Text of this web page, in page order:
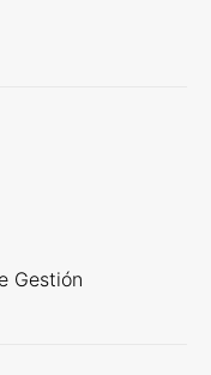
Gestión